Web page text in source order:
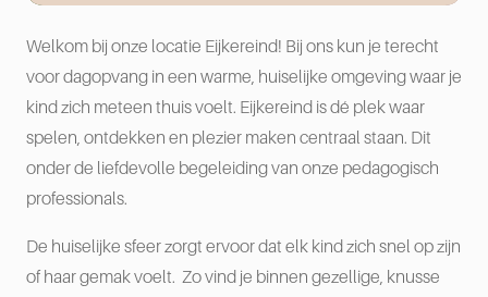
Welkom bij onze locatie Eijkereind! Bij ons kun je terecht
voor dagopvang in een warme, huiselijke omgeving waar je
kind zich meteen thuis voelt. Eijkereind is dé plek waar
spelen, ontdekken en plezier maken centraal staan. Dit
onder de liefdevolle begeleiding van onze pedagogisch
professionals.
De huiselijke sfeer zorgt ervoor dat elk kind zich snel op zijn
of haar gemak voelt. Zo vind je binnen gezellige, knusse